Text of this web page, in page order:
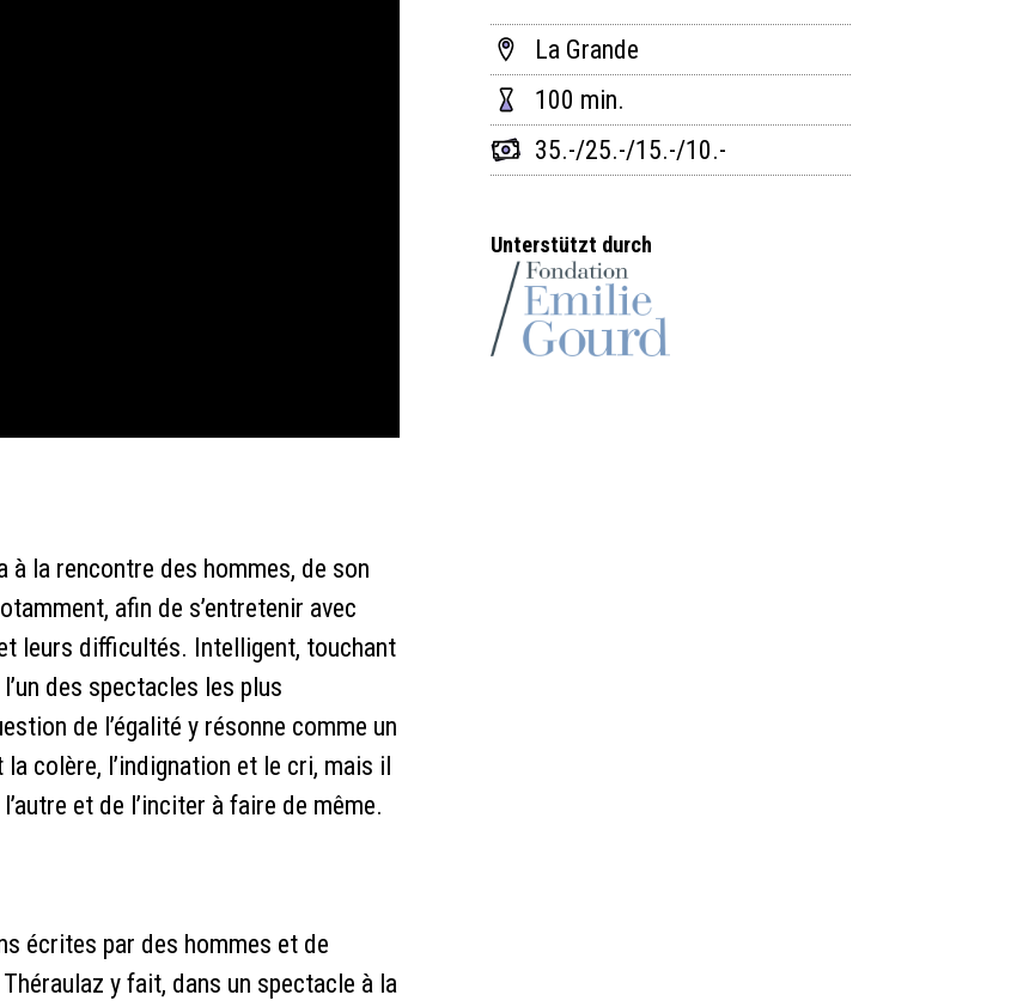
à la rencontre des hommes, de son
afin de s’entretenir avec
leurs difficultés. Intelligent, touchant
des spectacles les plus
de l’égalité y résonne comme un
colère, l’indignation et le cri, mais il
et de l’inciter à faire de même.
écrites par des hommes et de
y fait, dans un spectacle à la
La Grande
100 min.
35.-/25.-/15.-/10.-
Unterstützt durch